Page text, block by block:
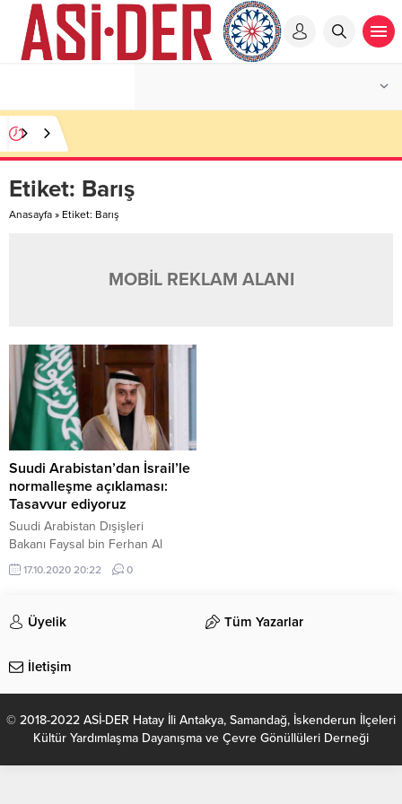
Etiket: Barış
Anasayfa » Etiket: Barış
MOBİL REKLAM ALANI
Suudi Arabistan’dan İsrail’le
normalleşme açıklaması:
Tasavvur ediyoruz
Suudi Arabistan Dışişleri
Bakanı Faysal bin Ferhan Al
Suud, yolun sonunda İsrail'le
normalleşmenin olacağını bildirdi.
17.10.2020 20:22 0
Üyelik Tüm Yazarlar
İletişim
© 2018-2022 ASİ-DER Hatay İli Antakya, Samandağ, İskenderun İlçeleri
Kültür Yardımlaşma Dayanışma ve Çevre Gönüllüleri Derneği